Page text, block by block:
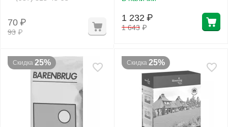
93 ₽
70 ₽ 1 643 ₽
1 232 ₽
Скидка 25% Скидка 25%